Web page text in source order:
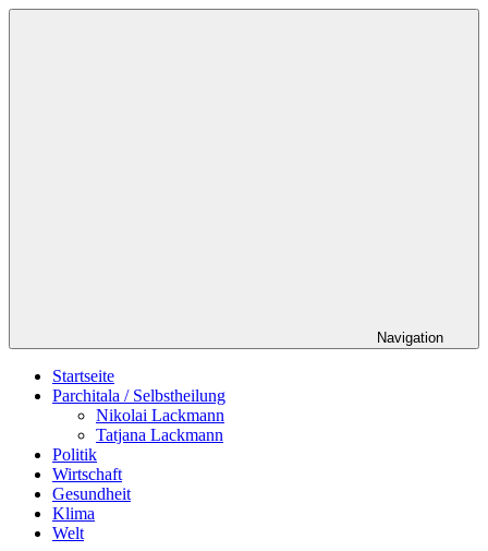
Zum
Navigation
Startseite
Parchitala / Selbstheilung
Nikolai Lackmann
Tatjana Lackmann
Politik
Wirtschaft
Gesundheit
Klima
Welt